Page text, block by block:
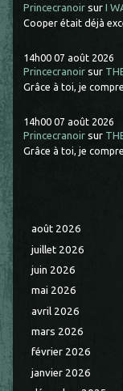
Princecranoir surI
Cooper était déjà
14h00 07 août 2026
Princecranoir sur
Grâce à toi, je
14h00 07 août 2026
Princecranoir sur
Grâce à toi, je
août 2026
juillet 2026
juin 2026
mai 2026
avril 2026
mars 2026
février 2026
janvier 2026